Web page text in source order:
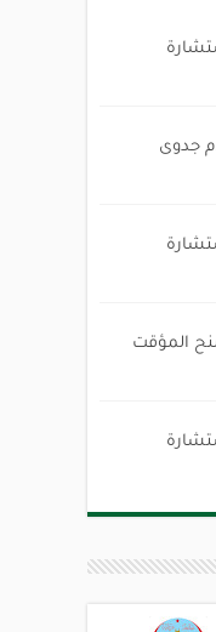
جدوى
المؤقت